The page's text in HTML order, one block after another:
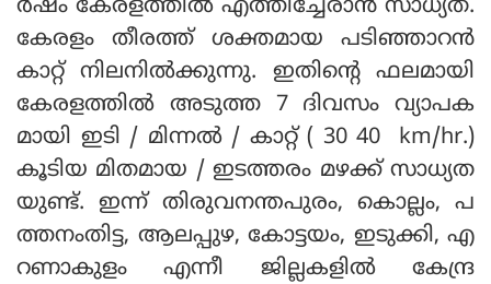
ര്‍ഷം കേരളത്തില്‍ എത്തിച്ചേരാന്‍ സാധ്യത.
കേരളം തീരത്ത് ശക്തമായ പടിഞ്ഞാറന്‍
കാറ്റ് നിലനില്‍ക്കുന്നു. ഇതിന്റെ ഫലമായി
കേരളത്തില്‍ അടുത്ത 7 ദിവസം വ്യാപക
മായി ഇടി / മിന്നല്‍ / കാറ്റ് ( 30 40 km/hr.)
കൂടിയ മിതമായ / ഇടത്തരം മഴക്ക് സാധ്യത
യുണ്ട്. ഇന്ന് തിരുവനന്തപുരം, കൊല്ലം, പ
ത്തനംതിട്ട, ആലപ്പുഴ, കോട്ടയം, ഇടുക്കി, എ
റണാകുളം എന്നീ ജില്ലകളില്‍ കേന്ദ്ര